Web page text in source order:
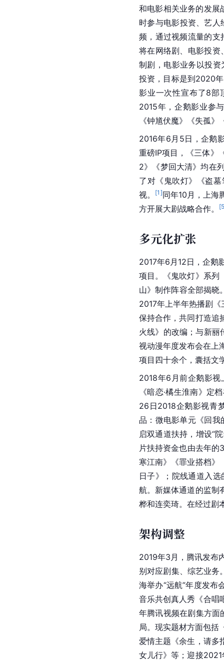
和电影相关业务的发展
时参与电影投资、艺
频，通过视频流量的支
将在网络剧、电影投资
制剧，电影业务以投
投资，目标是到2020
影业一次性宣布了8部
2015年，企鹅影业参
《钟馗伏魔》《失孤
2016年6月5日，企鹅
重磅IP项目，《三体》
2》《梦回大清》均在
了对《鬼吹灯》《盗
视。
[1 ]同年10月，上海
方开展大剧战略合作。
[
多元化扩张
2017年6月12日，企鹅
项目。《鬼吹灯》系列
山》制作阵容全部揭晓
2017年上半年热播剧
保持合作，共同打造追
火线》的改编；与新丽
视动漫年度发布会在上
项目四十余个，囊括文
2018年6月前企鹅影视
《暗恋·橘生淮南》
26日2018企鹅影视青
品：微电影单元《回
启双通道扶持，增设“
片扶持资金也由去年
寒江南》《罪业搭档》
日子》；院线通道入
航。新媒体通道的监制
桦和连奕琦。在经过剧
架构调整
2019年3月，腾讯发布
别对应剧集、综艺业务
海举办“远航”年度发布
音乐共创真人秀《合唱
年腾讯视频在剧集方
局。现实题材方面包括
爱情主题《余生，请多
女儿行》等；迎接